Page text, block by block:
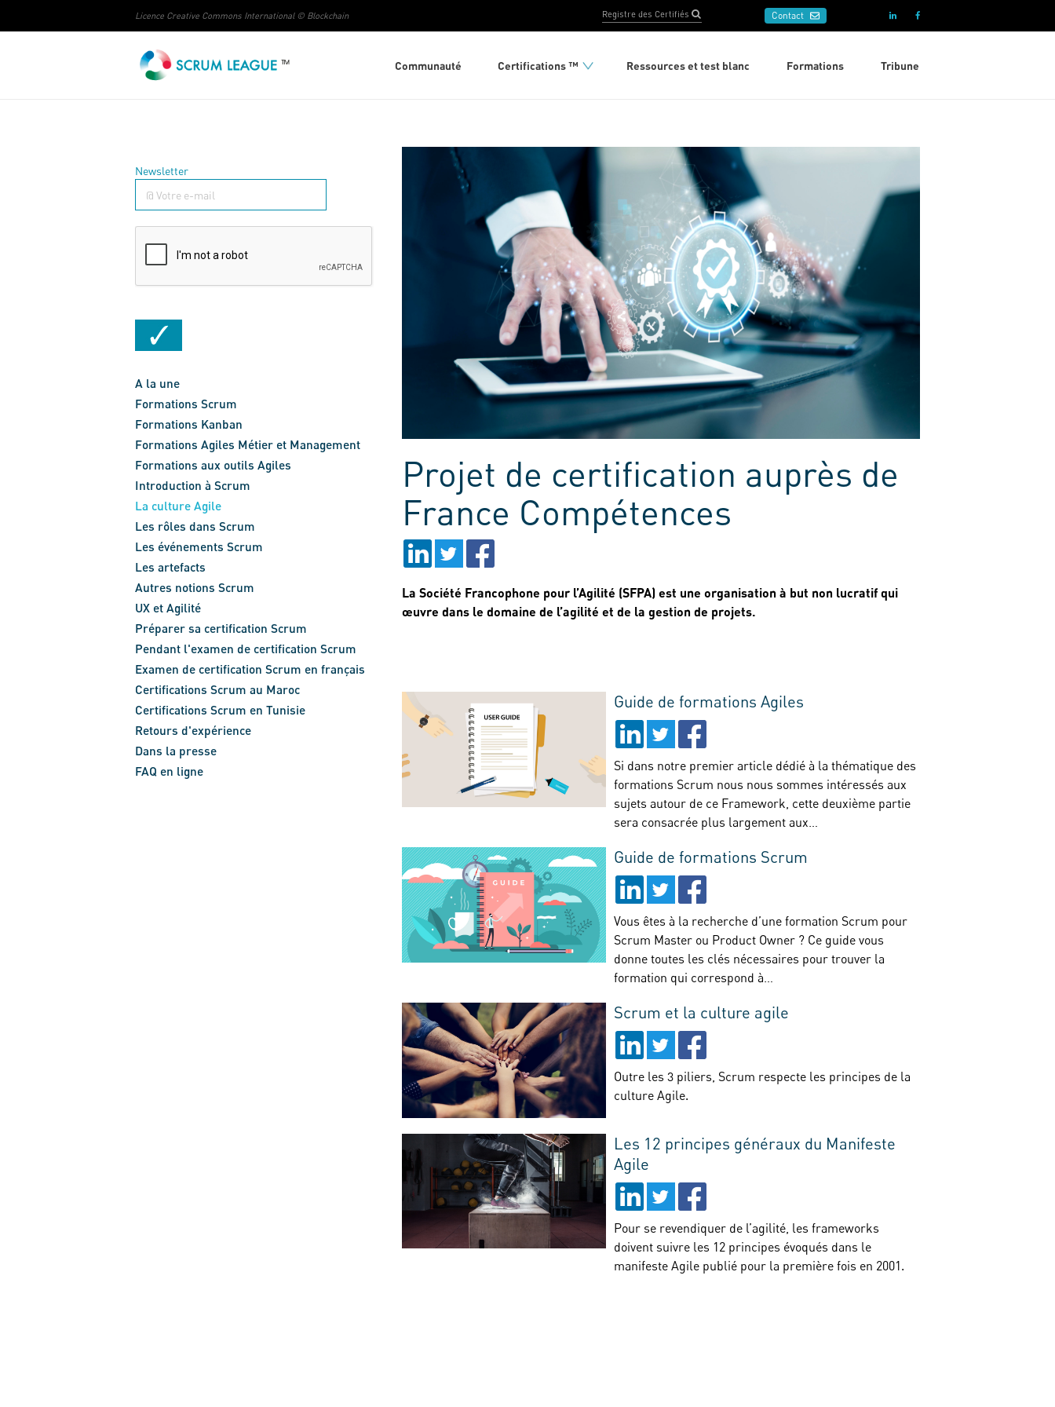
Licence Creative Commons International © Blockchain Contact
Communauté Certifications ™ Ressources et test blanc Formations Tribune
Newsletter
A la une
Formations Scrum
Formations Kanban
Formations Agiles Métier et Management
Formations aux outils Agiles
Introduction à Scrum
La culture Agile
Les rôles dans Scrum
Les événements Scrum
Les artefacts
Autres notions Scrum
UX et Agilité
Préparer sa certification Scrum
Pendant l'examen de certification Scrum
Examen de certification Scrum en français
Certifications Scrum au Maroc
Certifications Scrum en Tunisie
Retours d'expérience
Dans la presse
FAQ en ligne
Projet de certification auprès de
France Compétences
La Société Francophone pour l’Agilité (SFPA) est une organisation à but non lucratif qui
œuvre dans le domaine de l’agilité et de la gestion de projets.
Guide de formations Agiles
Si dans notre premier article dédié à la thématique des
formations Scrum nous nous sommes intéressés aux
sujets autour de ce Framework, cette deuxième partie
sera consacrée plus largement aux…
Guide de formations Scrum
Vous êtes à la recherche d’une formation Scrum pour
Scrum Master ou Product Owner ? Ce guide vous
donne toutes les clés nécessaires pour trouver la
formation qui correspond à…
Scrum et la culture agile
Outre les 3 piliers, Scrum respecte les principes de la
culture Agile.
Les 12 principes généraux du Manifeste
Agile
Pour se revendiquer de l’agilité, les frameworks
doivent suivre les 12 principes évoqués dans le
manifeste Agile publié pour la première fois en 2001.